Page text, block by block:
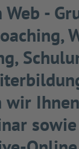
-
wir